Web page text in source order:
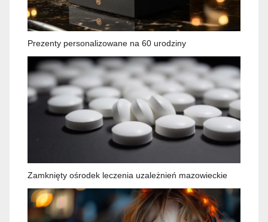
Prezenty personalizowane na 60 urodziny
Zamknięty ośrodek leczenia uzależnień mazowieckie